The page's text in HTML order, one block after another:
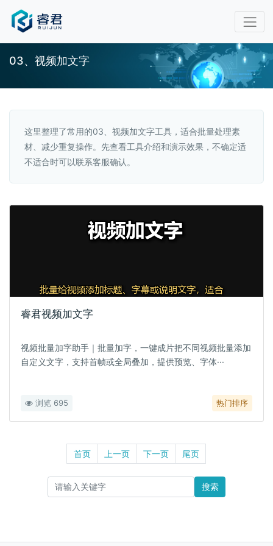
03、视频加文字
这里整理了常用的03、视频加文字工具，适合批量处理素
材、减少重复操作。先查看工具介绍和演示效果，不确定适
不适合时可以联系客服确认。
睿君视频加文字
视频批量加字助手｜批量加字，一键成片把不同视频批量添加
自定义文字，支持首帧或全局叠加，提供预览、字体···
浏览 695 热门排序
首页 上一页 下一页 尾页
搜索